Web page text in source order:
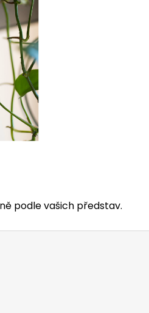
podle vašich představ.